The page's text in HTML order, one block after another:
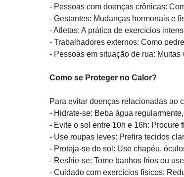
- Pessoas com doenças crônicas:
- Gestantes: Mudanças hormonais e
- Atletas: A prática de exercícios
- Trabalhadores externos: Como
- Pessoas em situação de rua:
Como se Proteger no Calor?
Para evitar doenças relacionadas ao
- Hidrate-se: Beba água
- Evite o sol entre 10h e 16h: Procure
- Use roupas leves: Prefira tecidos
- Proteja-se do sol: Use chapéu,
- Resfrie-se: Tome banhos frios ou
- Cuidado com exercícios físicos: